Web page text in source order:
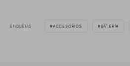
ETIQUETAS ACCESORIOS BATERÍA